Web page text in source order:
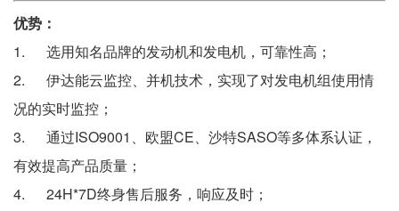
优势：
1. 选用知名品牌的发动机和发电机，可靠性高；
2. 伊达能云监控、并机技术，实现了对发电机组使用情
况的实时监控；
3. 通过ISO9001、欧盟CE、沙特SASO等多体系认证，
有效提高产品质量；
4. 24H*7D终身售后服务，响应及时；